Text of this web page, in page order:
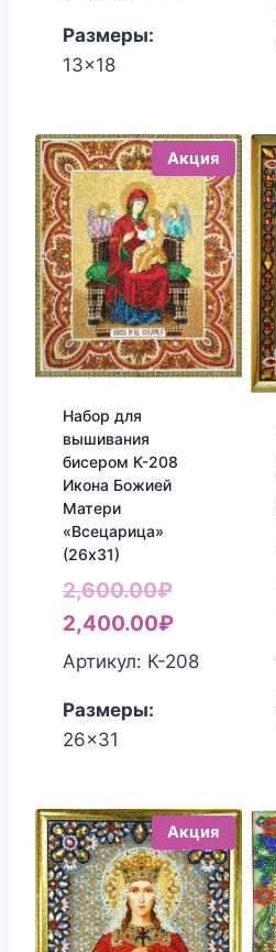
Размеры:
13x18
Акция
Набор для
вышивания
бисером К-208
Икона Божией
Матери
«Всецарица»
(26х31)
2,600.00₽
цена
2,400.00₽Текущая
цена:
Артикул: К-208
Размеры:
26x31
Акция